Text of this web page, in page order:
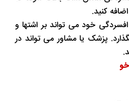
خود می تواند بر اشتها و
پزشک یا مشاور می تواند در